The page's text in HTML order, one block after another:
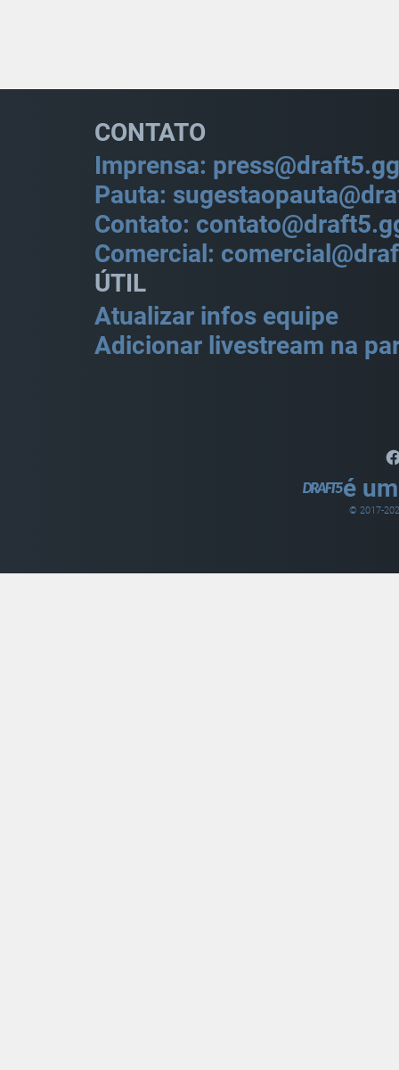
CONTATO
Imprensa: press@draft5.gg
Pauta:
Contato:
Comercial:
ÚTIL
Atualizar infos equipe
Adicionar livestream na
é
© 2017-